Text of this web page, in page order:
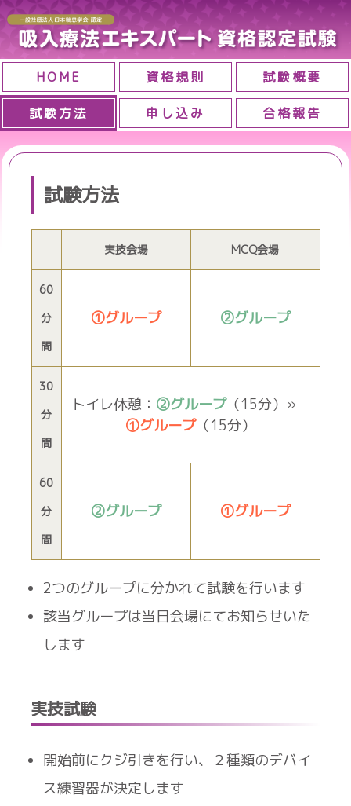
HOME 資格規則 試験概要
試験方法 申し込み 合格報告
試験方法
実技会場 MCQ会場
60
分
間
①グループ ②グループ
30
分
間
トイレ休憩： ②グループ（15分）»
①グループ（15分）
60
分
間
②グループ ①グループ
2つのグループに分かれて試験を行います
該当グループは当日会場にてお知らせいた
します
実技試験
開始前にクジ引きを行い、２種類のデバイ
ス練習器が決定します